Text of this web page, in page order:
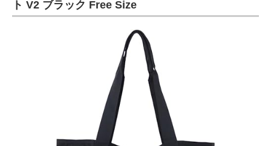
ト V2 ブラック Free Size